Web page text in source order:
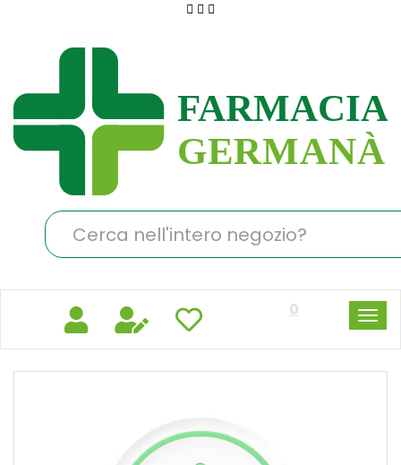
principale
Germanà
Cerca
Prodotto
0